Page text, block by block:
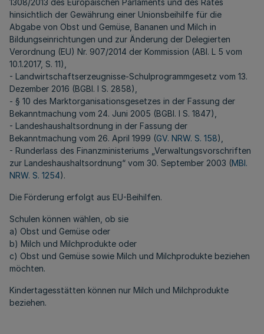
1308/2013 des Europäischen Parlaments und des Rates
hinsichtlich der Gewährung einer Unionsbeihilfe für die
Abgabe von Obst und Gemüse, Bananen und Milch in
Bildungseinrichtungen und zur Änderung der Delegierten
Verordnung (EU) Nr. 907/2014 der Kommission (ABl. L 5 vom
10.1.2017, S. 11),
- Landwirtschaftserzeugnisse-Schulprogrammgesetz vom 13.
Dezember 2016 (BGBl. I S. 2858),
- § 10 des Marktorganisationsgesetzes in der Fassung der
Bekanntmachung vom 24. Juni 2005 (BGBl. I S. 1847),
- Landeshaushaltsordnung in der Fassung der
Bekanntmachung vom 26. April 1999 (GV. NRW. S. 158),
- Runderlass des Finanzministeriums „Verwaltungsvorschriften
zur Landeshaushaltsordnung“ vom 30. September 2003 (MBl.
NRW. S. 1254).
Die Förderung erfolgt aus EU-Beihilfen.
Schulen können wählen, ob sie
a) Obst und Gemüse oder
b) Milch und Milchprodukte oder
c) Obst und Gemüse sowie Milch und Milchprodukte beziehen
möchten.
Kindertagesstätten können nur Milch und Milchprodukte
beziehen.